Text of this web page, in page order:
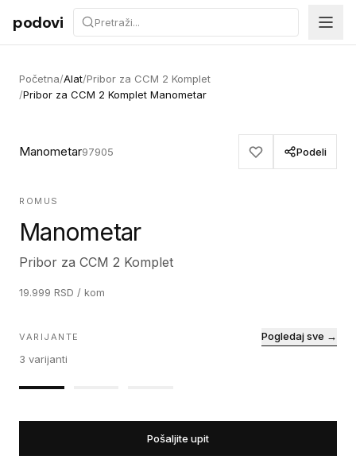
Preskoči na sadržaj
podovi
Početna/Alat/Pribor za CCM 2 Komplet
/Pribor za CCM 2 Komplet Manometar
Manometar97905 Podeli
ROMUS
Manometar
Pribor za CCM 2 Komplet
19.999 RSD / kom
VARIJANTE
3 varijanti
Pogledaj sve →
Pošaljite upit